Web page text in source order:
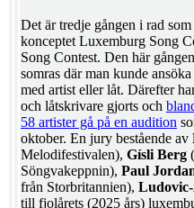
Det är tredje gången i rad
konceptet Luxemburg Song
Song Contest. Den här
somras där man kunde
med artist eller låt. Därefter
och låtskrivare gjorts och
58 artister gå på en audition
oktober. En jury bestående av
Melodifestivalen), Gísli Berg
Söngvakeppnin), Paul
från Storbritannien),
till fjolårets (2025 års)